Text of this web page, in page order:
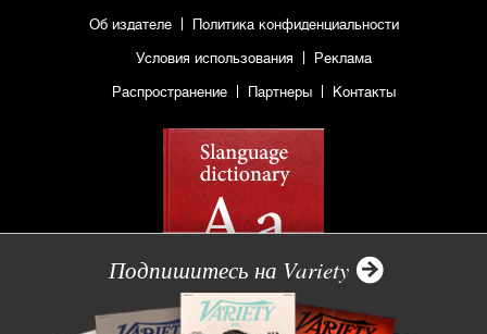
Об издателе Политика конфиденциальности
Условия использования Реклама
Распространение Партнеры Контакты
Подпишитесь на Variety